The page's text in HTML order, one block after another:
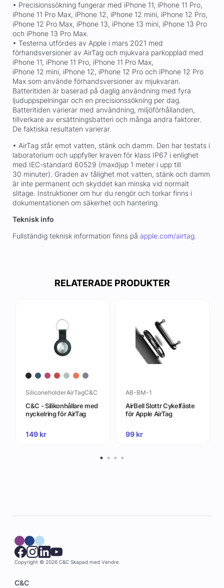
• Precisionssökning fungerar med iPhone 11, iPhone 11 Pro,
iPhone 11 Pro Max, iPhone 12, iPhone 12 mini, iPhone 12 Pro,
iPhone 12 Pro Max, iPhone 13, iPhone 13 mini, iPhone 13 Pro
och iPhone 13 Pro Max.
• Testerna utfördes av Apple i mars 2021 med
förhandsversioner av AirTag och mjukvara parkopplad med
iPhone 11, iPhone 11 Pro, iPhone 11 Pro Max,
iPhone 12 mini, iPhone 12, iPhone 12 Pro och iPhone 12 Pro
Max som använde förhandsversioner av mjukvaran.
Batteritiden är baserad på daglig användning med fyra
ljuduppspelningar och en precisionssökning per dag.
Batteritiden varierar med användning, miljöförhållanden,
tillverkare av ersättningsbatteri och många andra faktorer.
De faktiska resultaten varierar.
• AirTag står emot vatten, stänk och damm. Den har testats i
laboratorium och uppfyller kraven för klass IP67 i enlighet
med IEC-standard 60529 (maxdjup 1 meter i upp till
30 minuter). Graden av tålighet mot vatten, stänk och damm
är inte permanent och skyddet kan minska vid normalt
slitage. Instruktioner om hur du rengör och torkar finns i
dokumentationen om säkerhet och hantering.
Teknisk info
Fullständig teknisk information finns på apple.com/airtag.
RELATERADE PRODUKTER
SiliconeholderAirTagC&C
C&C - Silikonhållare med
nyckelring för AirTag
149kr
AB-BM-1
AirBell Slottr Cykelfäste
för Apple AirTag
99kr
Copyright © 2026 C&C Skapad med Vendre
C&C